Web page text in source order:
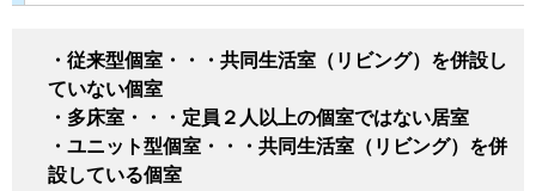
・従来型個室・・・共同生活室（リビング）を併設し
ていない個室
・多床室・・・定員２人以上の個室ではない居室
・ユニット型個室・・・共同生活室（リビング）を併
設している個室